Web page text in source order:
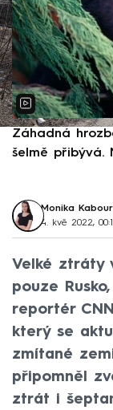
Záhadná
šelmě přibývá.
Monika
4. kvě 2022,
Velké ztráty
pouze
reportér
který se
zmítané
připomněl
ztrát i